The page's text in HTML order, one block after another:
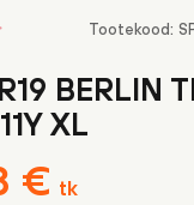
Tootekood:
BERLIN
XL
€ tk